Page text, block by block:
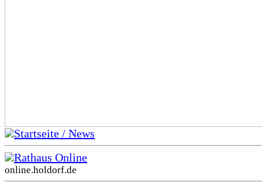
Startseite / News
Rathaus Online
online.holdorf.de